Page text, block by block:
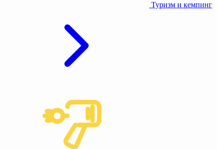
Туризм и кемпинг